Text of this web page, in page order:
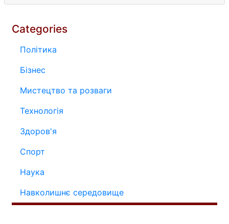
Categories
Політика
Бізнес
Мистецтво та розваги
Технологія
Здоров'я
Спорт
Наука
Навколишнє середовище